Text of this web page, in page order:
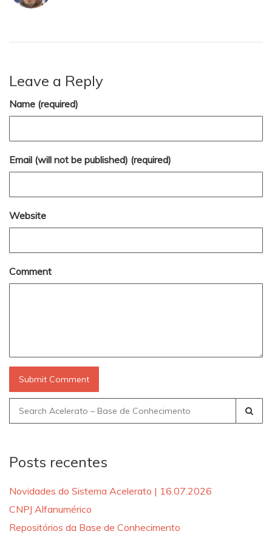
Leave a Reply
Name (required)
Email (will not be published) (required)
Website
Comment
Search
for:
Posts recentes
Novidades do Sistema Acelerato | 16.07.2026
CNPJ Alfanumérico
Repositórios da Base de Conhecimento